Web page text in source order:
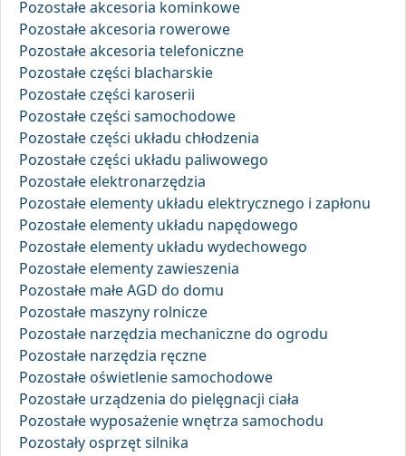
Pozostałe akcesoria kominkowe
Pozostałe akcesoria rowerowe
Pozostałe akcesoria telefoniczne
Pozostałe części blacharskie
Pozostałe części karoserii
Pozostałe części samochodowe
Pozostałe części układu chłodzenia
Pozostałe części układu paliwowego
Pozostałe elektronarzędzia
Pozostałe elementy układu elektrycznego i zapłonu
Pozostałe elementy układu napędowego
Pozostałe elementy układu wydechowego
Pozostałe elementy zawieszenia
Pozostałe małe AGD do domu
Pozostałe maszyny rolnicze
Pozostałe narzędzia mechaniczne do ogrodu
Pozostałe narzędzia ręczne
Pozostałe oświetlenie samochodowe
Pozostałe urządzenia do pielęgnacji ciała
Pozostałe wyposażenie wnętrza samochodu
Pozostały osprzęt silnika